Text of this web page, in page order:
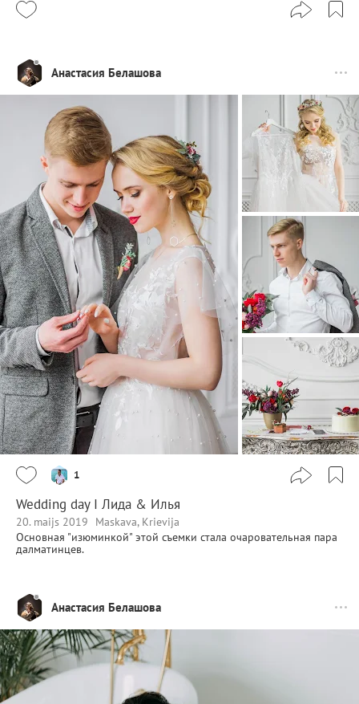
Анастасия Белашова
1
Wedding day I Лида & Илья
20. maijs 2019
Maskava, Krievija
Основная "изюминкой" этой съемки стала очаровательная пара
далматинцев.
Анастасия Белашова